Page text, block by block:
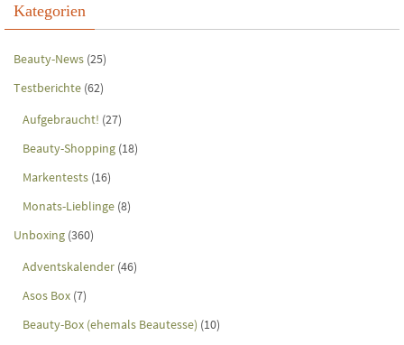
Kategorien
Beauty-News (25)
Testberichte (62)
Aufgebraucht! (27)
Beauty-Shopping (18)
Markentests (16)
Monats-Lieblinge (8)
Unboxing (360)
Adventskalender (46)
Asos Box (7)
Beauty-Box (ehemals Beautesse) (10)